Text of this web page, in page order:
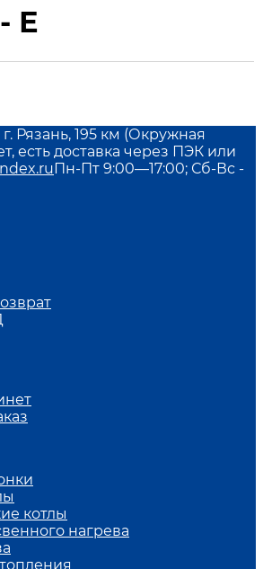
Е
г. Рязань, 195 км (Окружная
есть доставка через ПЭК или
Пн-Пт 9:00—17:00; Сб-Вс -
котлы
нагрева